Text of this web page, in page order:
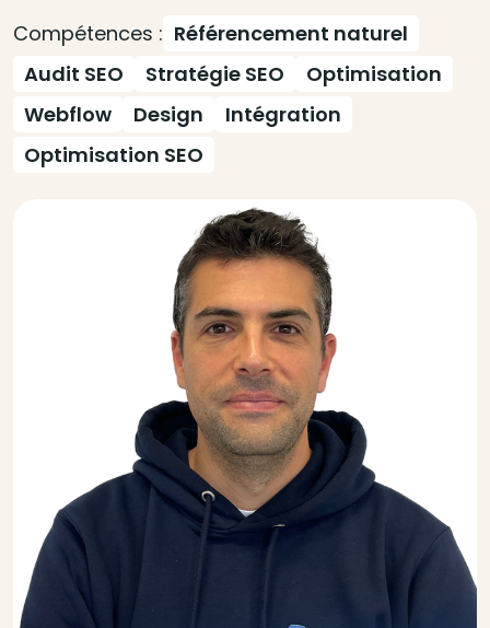
Compétences : Référencement naturel
Audit SEO
Stratégie SEO
Optimisation
Webflow
Design
Intégration
Optimisation SEO